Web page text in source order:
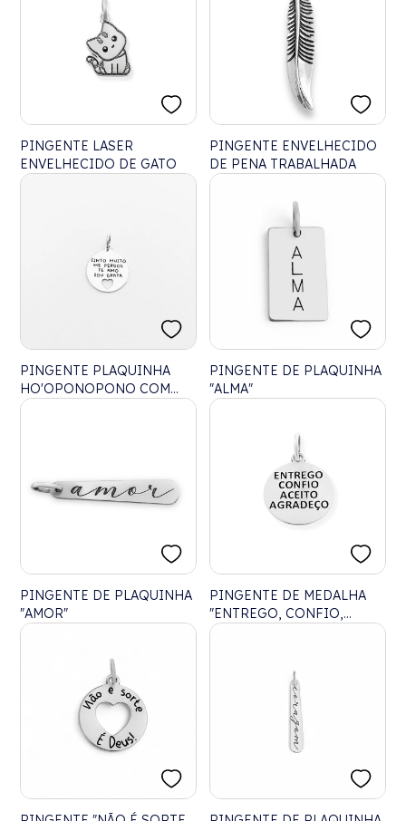
PINGENTE LASER
ENVELHECIDO DE GATO
PINGENTE ENVELHECIDO
DE PENA TRABALHADA
PINGENTE PLAQUINHA
HO'OPONOPONO COM
CORAÇÃO VAZADO
PINGENTE DE PLAQUINHA
"ALMA"
PINGENTE DE PLAQUINHA
"AMOR"
PINGENTE DE MEDALHA
"ENTREGO, CONFIO,
ACEITO, AGRADEÇO"